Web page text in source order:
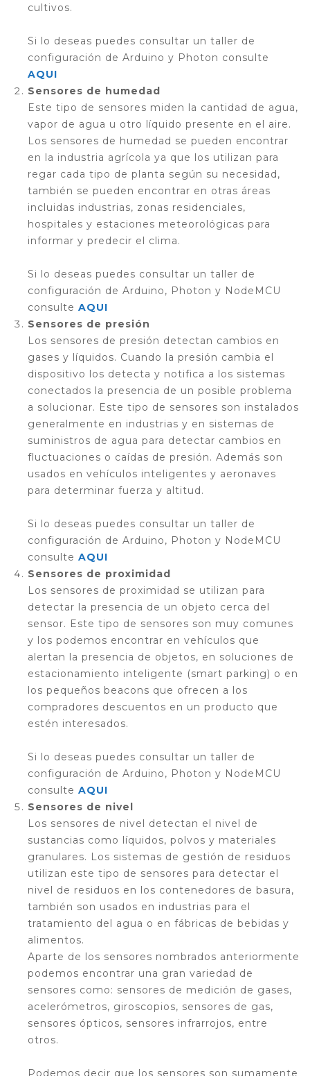
cultivos.
Si lo deseas puedes consultar un taller de
configuración de Arduino y Photon consulte
AQUI
Sensores de humedad
Este tipo de sensores miden la cantidad de agua,
vapor de agua u otro líquido presente en el aire.
Los sensores de humedad se pueden encontrar
en la industria agrícola ya que los utilizan para
regar cada tipo de planta según su necesidad,
también se pueden encontrar en otras áreas
incluidas industrias, zonas residenciales,
hospitales y estaciones meteorológicas para
informar y predecir el clima.
Si lo deseas puedes consultar un taller de
configuración de Arduino, Photon y NodeMCU
consulte AQUI
Sensores de presión
Los sensores de presión detectan cambios en
gases y líquidos. Cuando la presión cambia el
dispositivo los detecta y notifica a los sistemas
conectados la presencia de un posible problema
a solucionar. Este tipo de sensores son instalados
generalmente en industrias y en sistemas de
suministros de agua para detectar cambios en
fluctuaciones o caídas de presión. Además son
usados en vehículos inteligentes y aeronaves
para determinar fuerza y altitud.
Si lo deseas puedes consultar un taller de
configuración de Arduino, Photon y NodeMCU
consulte AQUI
Sensores de proximidad
Los sensores de proximidad se utilizan para
detectar la presencia de un objeto cerca del
sensor. Este tipo de sensores son muy comunes
y los podemos encontrar en vehículos que
alertan la presencia de objetos, en soluciones de
estacionamiento inteligente (smart parking) o en
los pequeños beacons que ofrecen a los
compradores descuentos en un producto que
estén interesados.
Si lo deseas puedes consultar un taller de
configuración de Arduino, Photon y NodeMCU
consulte AQUI
Sensores de nivel
Los sensores de nivel detectan el nivel de
sustancias como líquidos, polvos y materiales
granulares. Los sistemas de gestión de residuos
utilizan este tipo de sensores para detectar el
nivel de residuos en los contenedores de basura,
también son usados en industrias para el
tratamiento del agua o en fábricas de bebidas y
alimentos.
Aparte de los sensores nombrados anteriormente
podemos encontrar una gran variedad de
sensores como: sensores de medición de gases,
acelerómetros, giroscopios, sensores de gas,
sensores ópticos, sensores infrarrojos, entre
otros.
Podemos decir que los sensores son sumamente